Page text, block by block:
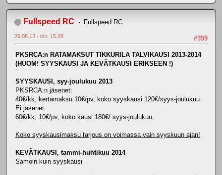
Fullspeed RC Fullspeed RC
#359
29.08.13 - klo: 15.28
PKSRCA:n RATAMAKSUT TIKKURILA TALVIKAUSI 2013-2014
(HUOM! SYYSKAUSI JA KEVÄTKAUSI ERIKSEEN !)
SYYSKAUSI, syy-joulukuu 2013
PKSRCA:n jäsenet:
40€/kk, kertamaksu 10€/pv, koko syyskausi 120€/syys-joulukuu.
Ei jäsenet:
60€/kk, 10€/pv, koko kausi 180€/ syys-joulukuu.
Koko syyskausimaksu tarjous on voimassa vain syyskuun ajan!
KEVÄTKAUSI, tammi-huhtikuu 2014
Samoin kuin syyskausi